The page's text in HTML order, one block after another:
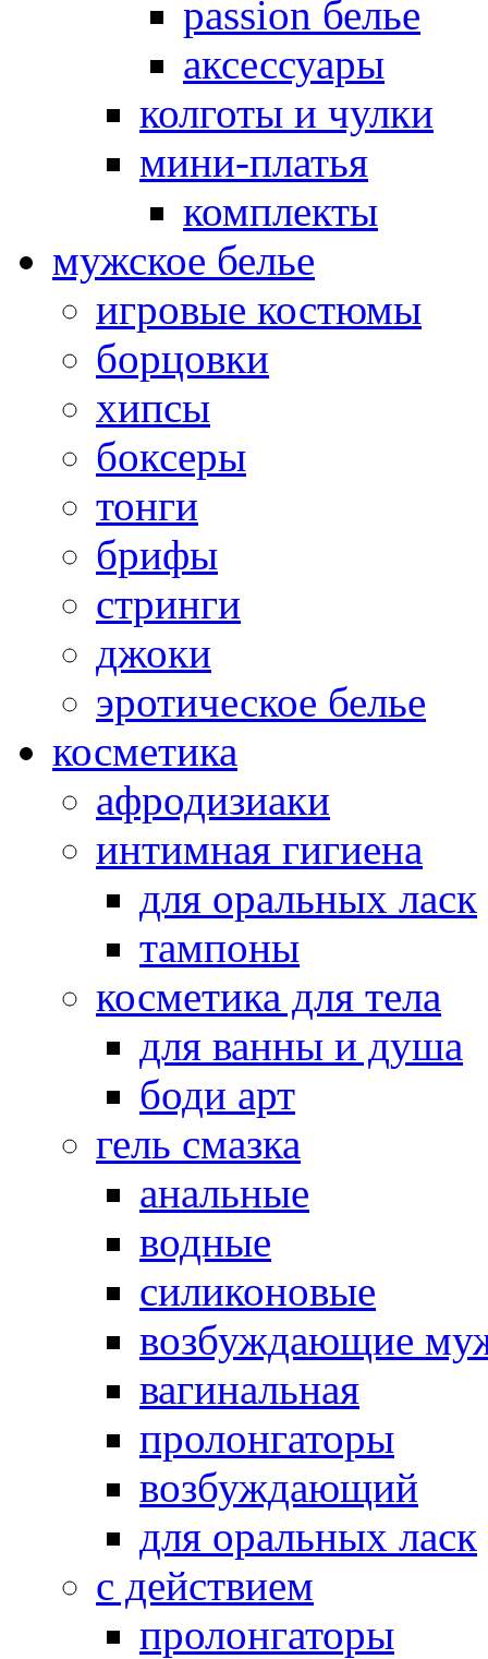
passion белье
аксессуары
колготы и чулки
мини-платья
комплекты
мужское белье
игровые костюмы
борцовки
хипсы
боксеры
тонги
брифы
стринги
джоки
эротическое белье
косметика
афродизиаки
интимная гигиена
для оральных ласк
тампоны
косметика для тела
для ванны и душа
боди арт
гель смазка
анальные
водные
силиконовые
возбуждающие
вагинальная
пролонгаторы
возбуждающий
для оральных ласк
с действием
пролонгаторы